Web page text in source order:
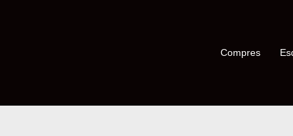
Compres